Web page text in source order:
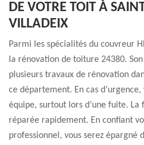
DE VOTRE TOIT À
VILLADEIX
Parmi les spécialités du couvreur
la rénovation de toiture 24380.
plusieurs travaux de rénovation
ce département. En cas
équipe, surtout lors d’une fuite.
réparée rapidement. En confiant
professionnel, vous serez épargné